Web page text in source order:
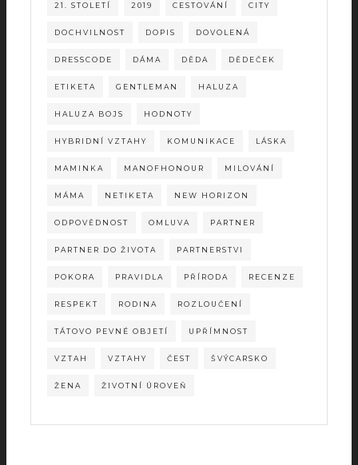
21. STOLETÍ 2019 CESTOVÁNÍ CITY
DOCHVILNOST DOPIS DOVOLENÁ
DRESSCODE DÁMA DĚDA DĚDEČEK
ETIKETA GENTLEMAN HALUZA
HALUZA BOJS HODNOTY
HYBRIDNÍ VZTAHY KOMUNIKACE LÁSKA
MAMINKA MANOFHONOUR MILOVÁNÍ
MÁMA NETIKETA NEW HORIZON
ODPOVĚDNOST OMLUVA PARTNER
PARTNER DO ŽIVOTA PARTNERSTVI
POKORA PRAVIDLA PŘÍRODA RECENZE
RESPEKT RODINA ROZLOUČENÍ
TÁTOVO PEVNÉ OBJETÍ UPŘÍMNOST
VZTAH VZTAHY ČEST ŠVÝCARSKO
ŽENA ŽIVOTNÍ ÚROVEŇ